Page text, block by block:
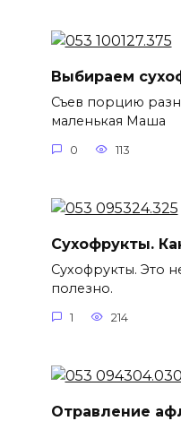
Выбираем
Съев порцию
маленькая Маша
0 113
Сухофрукты.
Сухофрукты. Это
полезно.
1 214
Отравление